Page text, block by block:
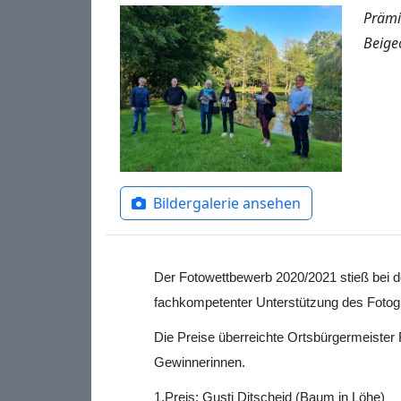
Bildergalerie ansehen
Der Fotowettbewerb 2020/2021 stieß bei
fachkompetenter Unterstützung des
Die Preise überreichte
Gewinnerinnen.
1.Preis: Gusti Ditscheid (Baum in Löhe)